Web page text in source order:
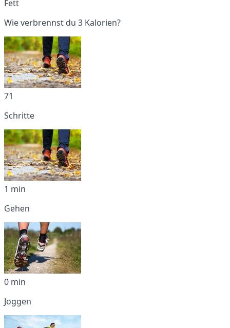
Fett
Wie verbrennst du 3 Kalorien?
71
Schritte
1 min
Gehen
0 min
Joggen